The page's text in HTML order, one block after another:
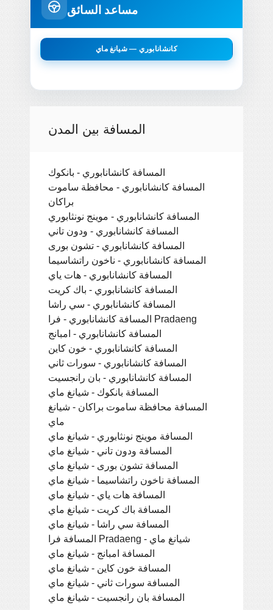
مساعد السائق
كانشانابوري — شيانغ ماي
المسافة بين المدن
المسافة كانشانابوري - بانكوك
المسافة كانشانابوري - محافظة ساموت
براكان
المسافة كانشانابوري - موينج نونثابوري
المسافة كانشانابوري - ودون تاني
المسافة كانشانابوري - تشون بورى
المسافة كانشانابوري - ناخون راتشاسيما
المسافة كانشانابوري - هات ياي
المسافة كانشانابوري - باك كريت
المسافة كانشانابوري - سي راشا
المسافة كانشانابوري - فرا Pradaeng
المسافة كانشانابوري - امبانج
المسافة كانشانابوري - خون كاين
المسافة كانشانابوري - سورات ثاني
المسافة كانشانابوري - بان رانجسيت
المسافة بانكوك - شيانغ ماي
المسافة محافظة ساموت براكان - شيانغ
ماي
المسافة موينج نونثابوري - شيانغ ماي
المسافة ودون تاني - شيانغ ماي
المسافة تشون بورى - شيانغ ماي
المسافة ناخون راتشاسيما - شيانغ ماي
المسافة هات ياي - شيانغ ماي
المسافة باك كريت - شيانغ ماي
المسافة سي راشا - شيانغ ماي
المسافة فرا Pradaeng - شيانغ ماي
المسافة امبانج - شيانغ ماي
المسافة خون كاين - شيانغ ماي
المسافة سورات ثاني - شيانغ ماي
المسافة بان رانجسيت - شيانغ ماي